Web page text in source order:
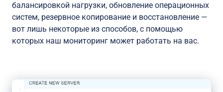
балансировкой нагрузки, обновление операционных
систем, резервное копирование и восстановление —
вот лишь некоторые из способов, с помощью
которых наш мониторинг может работать на вас.